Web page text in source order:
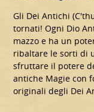
Gli Dei Antichi
tornati! Ogni Dio
mazzo e ha un
ribaltare le sorti di
sfruttare il potere
antiche Magie con
originali degli Dei